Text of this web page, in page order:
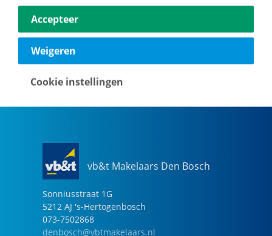
Vestdijk 180
5611 CZ Eindhoven
040-2696949
eindhoven@vbtmakelaars.nl
Naar vestiging
vb&t Makelaars Den Bosch
Sonniusstraat 1G
5212 AJ 's-Hertogenbosch
073-7502868
denbosch@vbtmakelaars.nl
Accepteer
Weigeren
Cookie instellingen